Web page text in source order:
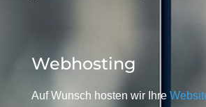
Webhosting
Auf Wunsch hosten wir Ihre